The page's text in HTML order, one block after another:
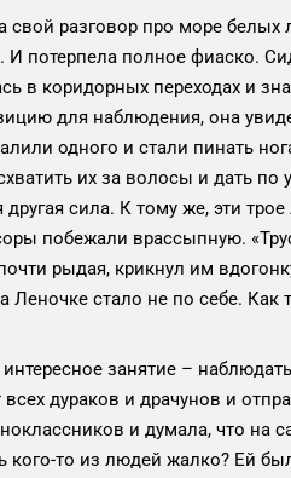
разговор про море
потерпела полное фиаско.
в коридорных переходах и
для наблюдения, она
одного и стали пинать
их за волосы и дать
сила. К тому же, эти
побежали врассыпную.
рыдая, крикнул им
стало не по себе.
занятие –
дураков и драчунов и
и думала, что
то из людей жалко? Ей